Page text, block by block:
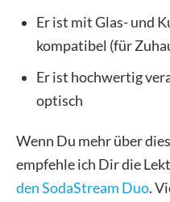
Er ist mit Glas- und
kompatibel (für
Er ist hochwertig
optisch
Wenn Du mehr über
empfehle ich Dir die
den SodaStream Duo.